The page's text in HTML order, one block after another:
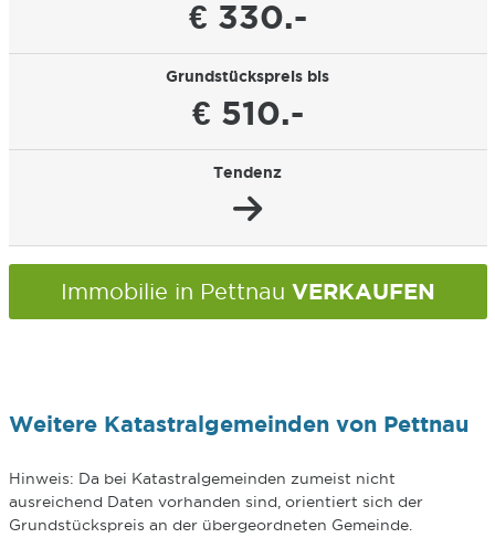
€ 330.-
Grundstückspreis bis
€ 510.-
Tendenz
Immobilie in Pettnau VERKAUFEN
Weitere Katastralgemeinden von Pettnau
Hinweis: Da bei Katastralgemeinden zumeist nicht
ausreichend Daten vorhanden sind, orientiert sich der
Grundstückspreis an der übergeordneten Gemeinde.